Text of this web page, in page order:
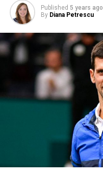
Published 5 years ago
By Diana Petrescu